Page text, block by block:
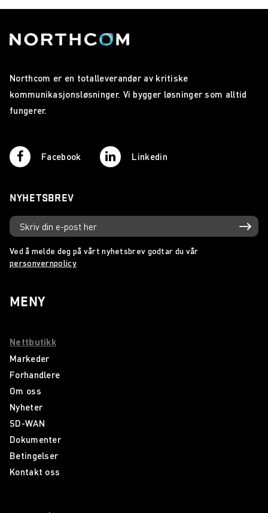
Northcom er en totalleverandør av kritiske
kommunikasjonsløsninger. Vi bygger løsninger som alltid
fungerer.
Facebook Linkedin
NYHETSBREV
Ved å melde deg på vårt nyhetsbrev godtar du vår
personvernpolicy
MENY
Nettbutikk
Markeder
Forhandlere
Om oss
Nyheter
SD-WAN
Dokumenter
Betingelser
Kontakt oss